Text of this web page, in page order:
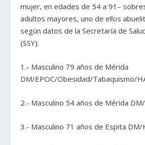
mujer, en edades de 54 a 91–
adultos mayores, uno de ellos
según datos de la Secretaría de
(SSY).
1.- Masculino 79 años de Mérida
DM/EPOC/Obesidad/Tabaquismo/
2.- Masculino 54 años de Mérida
3.- Masculino 71 años de Espita DM/